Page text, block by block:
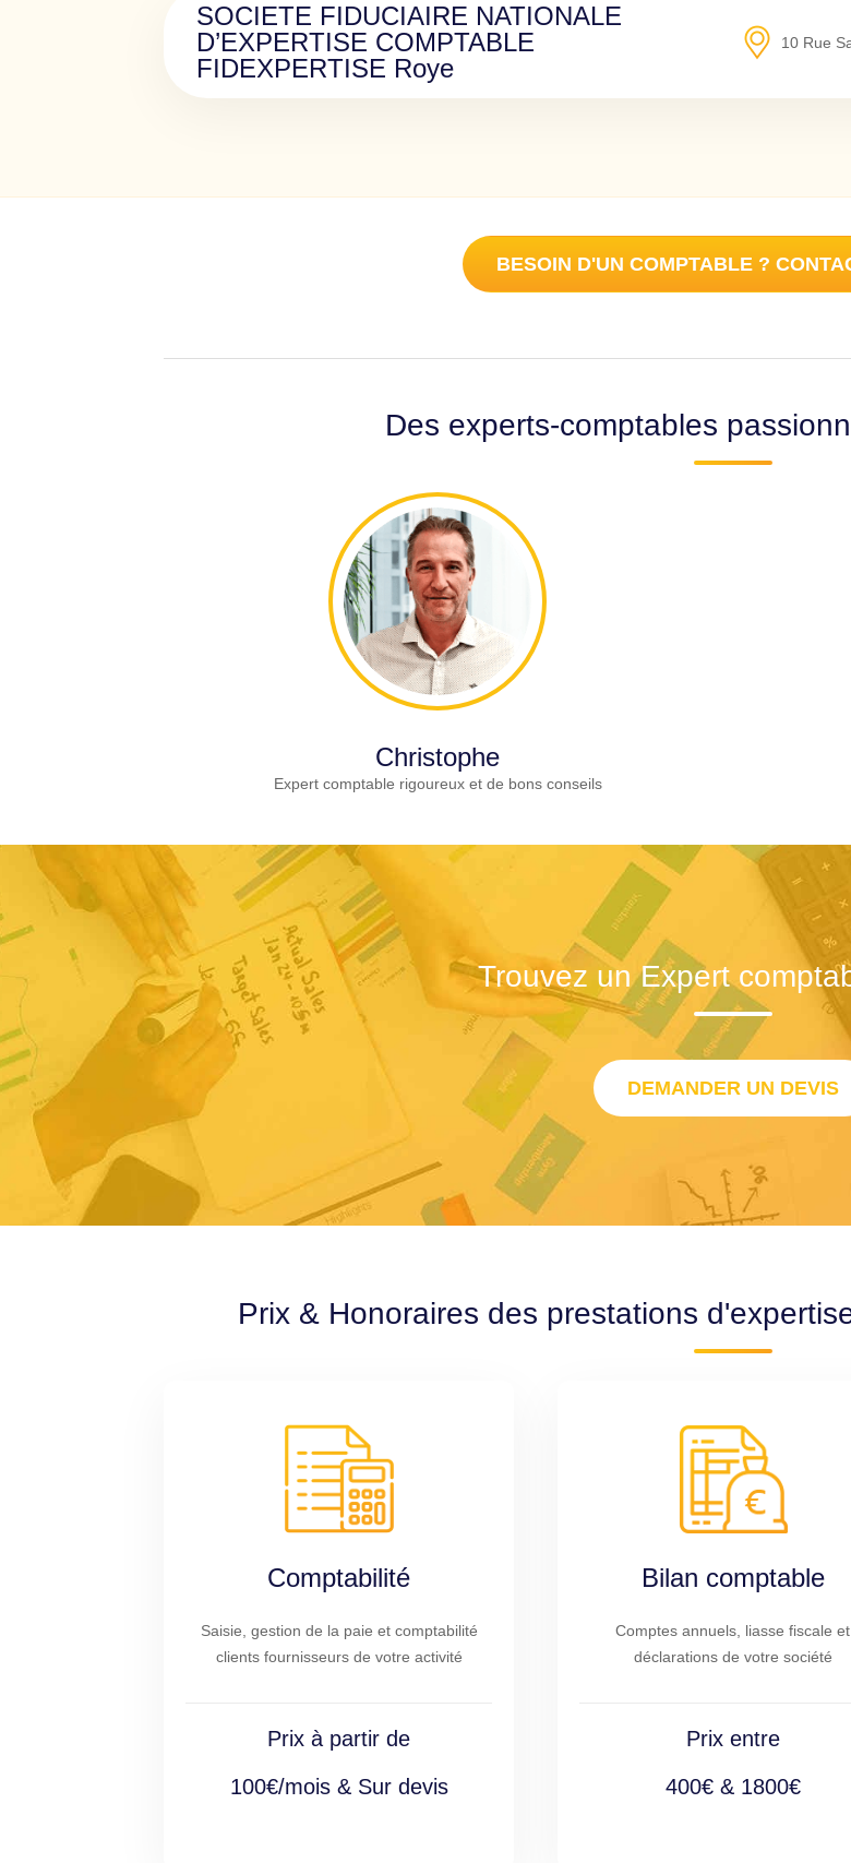
SOCIETE FIDUCIAIRE NATIONALE
D’EXPERTISE COMPTABLE
FIDEXPERTISE Roye
10 Rue
BESOIN D'UN COMPTABLE ?
Des experts-comptables
Christophe
Expert comptable rigoureux et de bons conseils
Trouvez un Expert
DEMANDER UN DEVIS
Prix & Honoraires des prestations
Comptabilité
Saisie, gestion de la paie et comptabilité
clients fournisseurs de votre activité
Prix à partir de
100€/mois & Sur devis
Bilan comptable
Comptes annuels, liasse fiscale et
déclarations de votre société
Prix entre
400€ & 1800€